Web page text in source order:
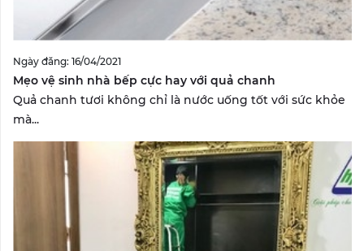
Ngày đăng: 16/04/2021
Mẹo vệ sinh nhà bếp cực hay với quả chanh
Quả chanh tươi không chỉ là nước uống tốt với sức khỏe
mà...